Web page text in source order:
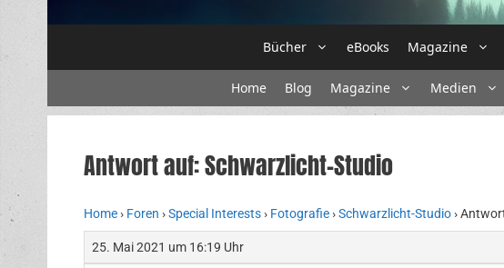
Bücher eBooks Magazine
Home Blog Magazine Medien
Antwort auf: Schwarzlicht-Studio
Home› Foren ›Special Interests› Fotografie›Schwarzlicht-Studio›
25. Mai 2021 um 16:19 Uhr